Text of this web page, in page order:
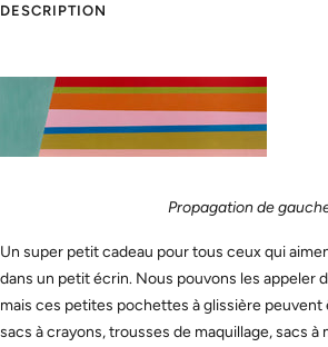
DESCRIPTION
Propagation de
Un super petit cadeau pour tous ceux qui
dans un petit écrin. Nous pouvons les appeler
mais ces petites pochettes à glissière
sacs à crayons, trousses de maquillage, sacs